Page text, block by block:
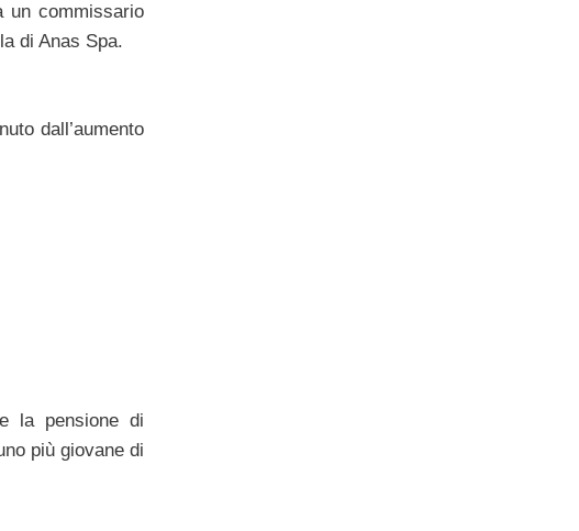
un commissario
di Anas Spa.
dall’aumento
la pensione di
più giovane di